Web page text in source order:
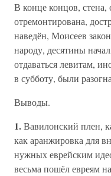
В конце концов,
отремонтирована,
наведён, Моисеев
народу, десятины
отдаваться левитам,
в субботу, были
Выводы.
1.Вавилонский плен,
как аранжировка для
нужных еврейским
весьма пошёл евреям